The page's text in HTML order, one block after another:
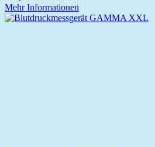
Mehr Informationen